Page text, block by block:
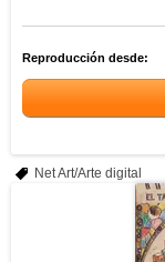
Reproducción desde:
Net Art/Arte digital